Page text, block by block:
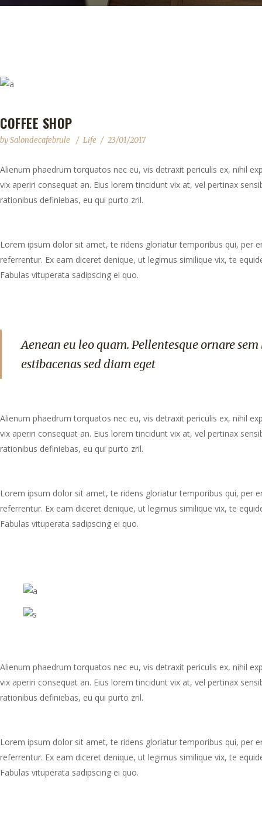
COFFEE SHOP
bySalondecafebrule Life 23/01/2017
Alienum phaedrum torquatos nec eu, vis detraxit periculis ex, nihil
vix aperiri consequat an. Eius lorem tincidunt vix at, vel pertinax
rationibus definiebas, eu qui purto zril.
Lorem ipsum dolor sit amet, te ridens gloriatur temporibus qui, per
referrentur. Ex eam diceret denique, ut legimus similique vix, te
Fabulas vituperata sadipscing ei quo.
Aenean eu leo quam. Pellentesque ornare
estibacenas sed diam eget
Alienum phaedrum torquatos nec eu, vis detraxit periculis ex, nihil
vix aperiri consequat an. Eius lorem tincidunt vix at, vel pertinax
rationibus definiebas, eu qui purto zril.
Lorem ipsum dolor sit amet, te ridens gloriatur temporibus qui, per
referrentur. Ex eam diceret denique, ut legimus similique vix, te
Fabulas vituperata sadipscing ei quo.
Alienum phaedrum torquatos nec eu, vis detraxit periculis ex, nihil
vix aperiri consequat an. Eius lorem tincidunt vix at, vel pertinax
rationibus definiebas, eu qui purto zril.
Lorem ipsum dolor sit amet, te ridens gloriatur temporibus qui, per
referrentur. Ex eam diceret denique, ut legimus similique vix, te
Fabulas vituperata sadipscing ei quo.